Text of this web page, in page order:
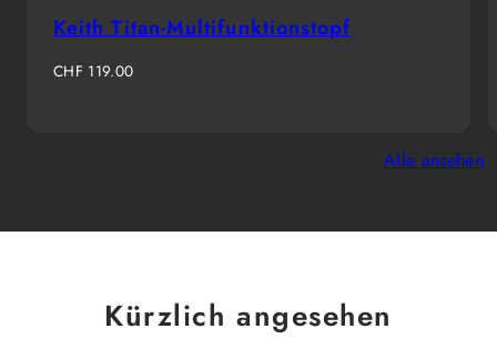
Keith Titan-Multifunktionstopf
Regulärer
CHF 119.00
Alle ansehen
Kürzlich angesehen